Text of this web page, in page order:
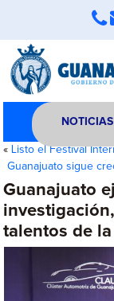
NOTICIAS
« Listo el Festival
Guanajuato sigue
Guanajuato
talentos de